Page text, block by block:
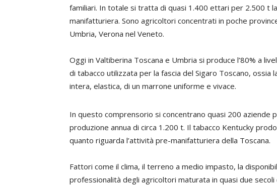
familiari. In totale si tratta di quasi 1.400 ettari per 2.500 t
manifatturiera. Sono agricoltori concentrati in poche
Umbria, Verona nel Veneto.
Oggi in Valtiberina Toscana e Umbria si produce l’80% a
di tabacco utilizzata per la fascia del Sigaro Toscano,
intera, elastica, di un marrone uniforme e vivace.
In questo comprensorio si concentrano quasi 200 aziende
produzione annua di circa 1.200 t. Il tabacco Kentucky
quanto riguarda l’attività pre-manifatturiera della Toscana.
Fattori come il clima, il terreno a medio impasto, la
professionalità degli agricoltori maturata in quasi due